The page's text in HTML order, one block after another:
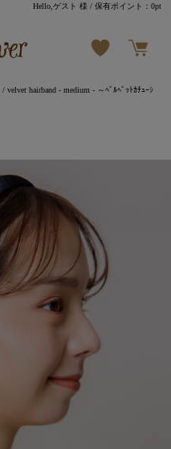
Hello,ゲスト 様 / 保有ポイント：0pt
/ velvet hairband - medium - ～ﾍﾞﾙﾍﾞｯﾄｶﾁｭｰｼ